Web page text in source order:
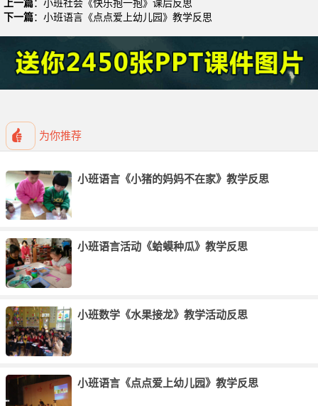
本次活动，幼儿能够非常积极地参与，由于找不同的对象都是他
们平时最喜欢的小动物，所以幼儿兴趣很浓，找到不同之处引发的成
功感让孩子们非常兴奋，这也培养了孩子们数学能力方面以及观察能
力的发展。通过这样的形式，发展了幼儿的思维能力、观察能力，让
对于小班幼儿来说，“找不同”是我们新接触的，也是比较有难度
的。因为孩子的细致观察能力还没完全完善。所以对于一些细节的，
现过程比较慢，思维不够活跃，未能体会到成功的乐趣，所以注意力
不是很集中，有的干脆不注意观察，等待别人的成果，这点以后要多
注意。
下一阶段，我准备继续在本次活动的基础上，适当增加游戏的难
度，比如不同之处可以变成2-3处，而且不能一眼就看出，需要幼儿细
致的观察才能找到，或者将图片制作成可让幼儿动手操作的材料，这
样更容易激发幼儿参与活动的兴趣，要尽可能地面向全体幼儿，使全
班孩子的智力都能得到有效的发展。
上一篇： 小班社会《快乐抱一抱》课后反思
下一篇： 小班语言《点点爱上幼儿园》教学反思
为你推荐
小班语言《小猪的妈妈不在家》教学反思
小班语言活动《蛤蟆种瓜》教学反思
小班数学《水果接龙》教学活动反思
小班语言《点点爱上幼儿园》教学反思